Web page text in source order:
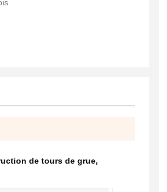
de tours de grue,